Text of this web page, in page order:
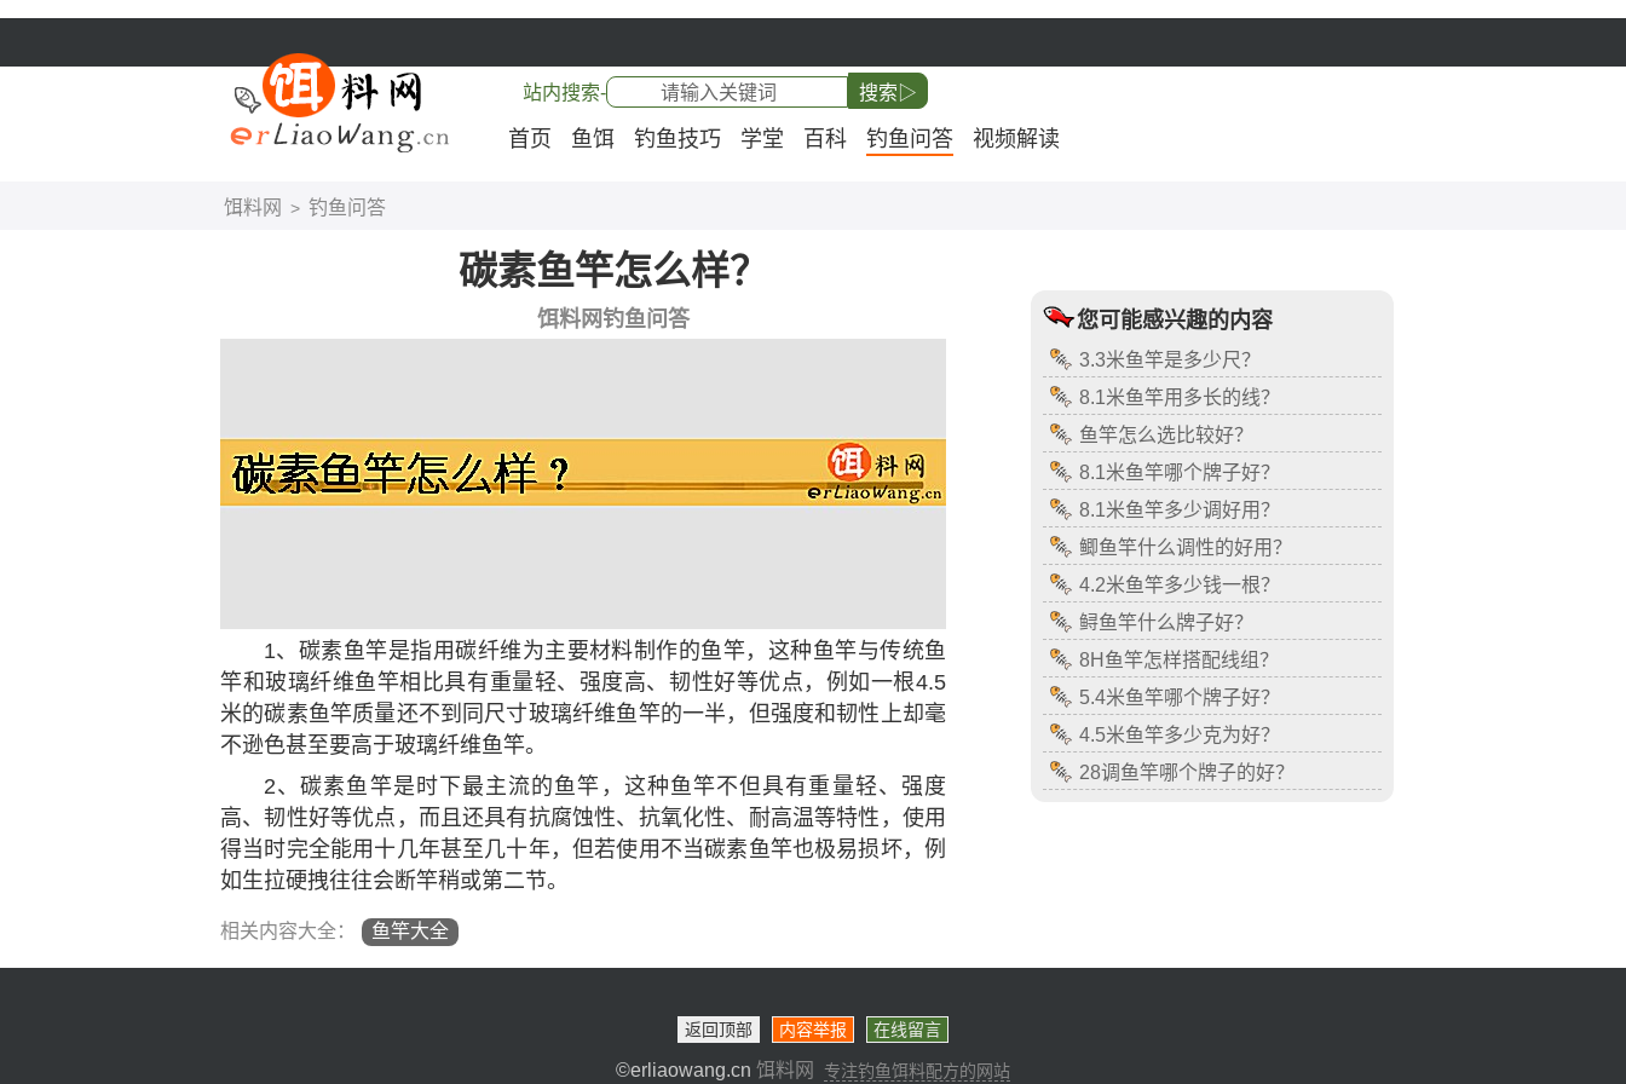
站内搜索- 搜索▷
首页 鱼饵 钓鱼技巧 学堂 百科 钓鱼问答 视频解读
饵料网 > 钓鱼问答
碳素鱼竿怎么样？
饵料网钓鱼问答
1、碳素鱼竿是指用碳纤维为主要材料制作的鱼竿，这种鱼竿与传统鱼
竿和玻璃纤维鱼竿相比具有重量轻、强度高、韧性好等优点，例如一根4.5
米的碳素鱼竿质量还不到同尺寸玻璃纤维鱼竿的一半，但强度和韧性上却毫
不逊色甚至要高于玻璃纤维鱼竿。
2、碳素鱼竿是时下最主流的鱼竿，这种鱼竿不但具有重量轻、强度
高、韧性好等优点，而且还具有抗腐蚀性、抗氧化性、耐高温等特性，使用
得当时完全能用十几年甚至几十年，但若使用不当碳素鱼竿也极易损坏，例
如生拉硬拽往往会断竿稍或第二节。
相关内容大全： 鱼竿大全
您可能感兴趣的内容
3.3米鱼竿是多少尺？
8.1米鱼竿用多长的线？
鱼竿怎么选比较好？
8.1米鱼竿哪个牌子好？
8.1米鱼竿多少调好用？
鲫鱼竿什么调性的好用？
4.2米鱼竿多少钱一根？
鲟鱼竿什么牌子好？
8H鱼竿怎样搭配线组？
5.4米鱼竿哪个牌子好？
4.5米鱼竿多少克为好？
28调鱼竿哪个牌子的好？
返回顶部 内容举报 在线留言
©erliaowang.cn 饵料网 专注钓鱼饵料配方的网站